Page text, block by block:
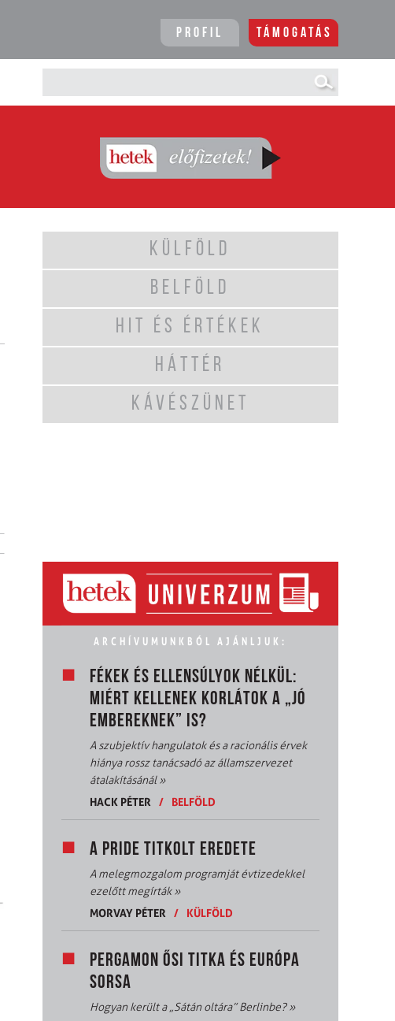
Profil Támogatás
KÜLFÖLD
BELFÖLD
HIT ÉS ÉRTÉKEK
HÁTTÉR
KÁVÉSZÜNET
ARCHÍVUMUNKBÓL AJÁNLJUK:
FÉKEK ÉS ELLENSÚLYOK NÉLKÜL:
MIÉRT KELLENEK KORLÁTOK A „JÓ
EMBEREKNEK” IS?
A szubjektív hangulatok és a racionális érvek
hiánya rossz tanácsadó az államszervezet
átalakításánál»
HACK PÉTER
/ BELFÖLD
A PRIDE TITKOLT EREDETE
A melegmozgalom programját évtizedekkel
ezelőtt megírták»
MORVAY PÉTER
/ KÜLFÖLD
PERGAMON ŐSI TITKA ÉS EURÓPA
SORSA
Hogyan került a „Sátán oltára” Berlinbe?»